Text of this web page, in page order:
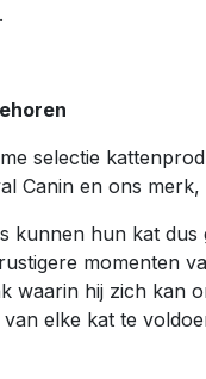
selectie
Canin en ons
kunnen hun kat dus
momenten
waarin hij zich kan
elke kat te